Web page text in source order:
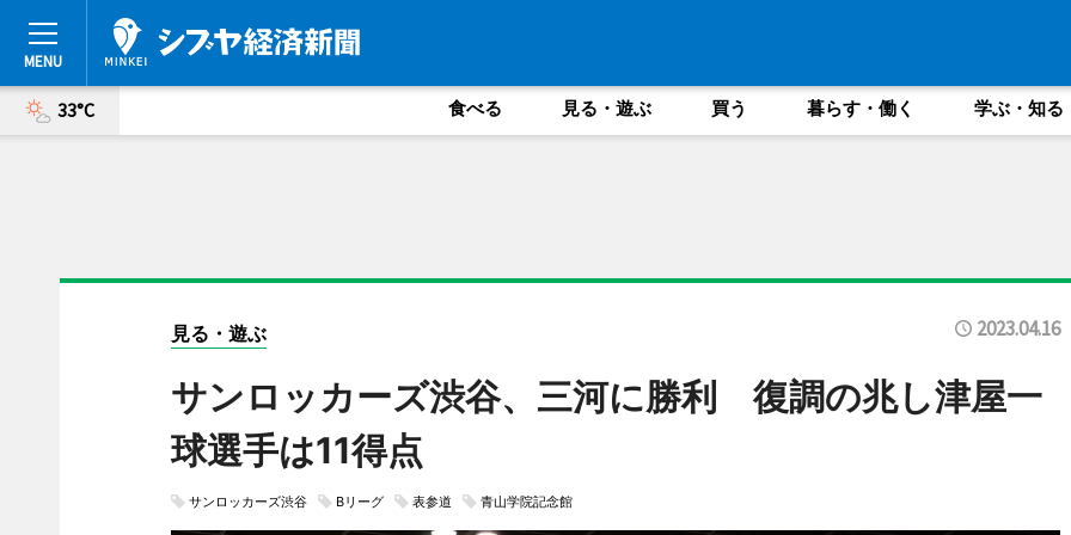
33°C 食べる 見る・遊ぶ 買う 暮らす・働く 学ぶ・知る
見る・遊ぶ 2023.04.16
サンロッカーズ渋谷、三河に勝利 復調の兆し津屋一
球選手は11得点
サンロッカーズ渋谷 Bリーグ 表参道 青山学院記念館